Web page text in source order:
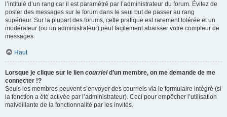
l’intitulé d’un rang car il est paramétré par l’administrateur du forum. Évitez de
poster des messages sur le forum dans le seul but de passer au rang
supérieur. Sur la plupart des forums, cette pratique est rarement tolérée et un
modérateur (ou un administrateur) peut facilement abaisser votre compteur de
messages.
Haut
Lorsque je clique sur le lien courrield’un membre, on me demande de me
connecter !?
Seuls les membres peuvent s’envoyer des courriels via le formulaire intégré (si
la fonction a été activée par l’administrateur). Ceci pour empêcher l’utilisation
malveillante de la fonctionnalité par les invités.